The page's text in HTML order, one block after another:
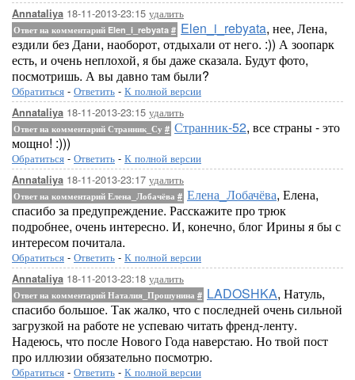
Annataliya 18-11-2013-23:15 удалить
Ответ на комментарий Elen_i_rebyata # Elen_i_rebyata, нее, Лена,
ездили без Дани, наоборот, отдыхали от него. :)) А зоопарк
есть, и очень неплохой, я бы даже сказала. Будут фото,
посмотришь. А вы давно там были?
Обратиться - Ответить - К полной версии
Annataliya 18-11-2013-23:15 удалить
Ответ на комментарий Странник_Су # Странник-52, все страны - это
мощно! :)))
Обратиться - Ответить - К полной версии
Annataliya 18-11-2013-23:17 удалить
Ответ на комментарий Елена_Лобачёва # Елена_Лобачёва, Елена,
спасибо за предупреждение. Расскажите про трюк
подробнее, очень интересно. И, конечно, блог Ирины я бы с
интересом почитала.
Обратиться - Ответить - К полной версии
Annataliya 18-11-2013-23:18 удалить
Ответ на комментарий Наталия_Прошунина # LADOSHKA, Натуль,
спасибо большое. Так жалко, что с последней очень сильной
загрузкой на работе не успеваю читать френд-ленту.
Надеюсь, что после Нового Года наверстаю. Но твой пост
про иллюзии обязательно посмотрю.
Обратиться - Ответить - К полной версии